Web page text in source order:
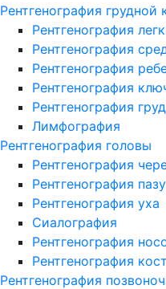
Рентгенография грудной
Рентгенография
Рентгенография
Рентгенография
Рентгенография
Рентгенография
Лимфография
Рентгенография головы
Рентгенография
Рентгенография
Рентгенография уха
Сиалография
Рентгенография
Рентгенография
Рентгенография